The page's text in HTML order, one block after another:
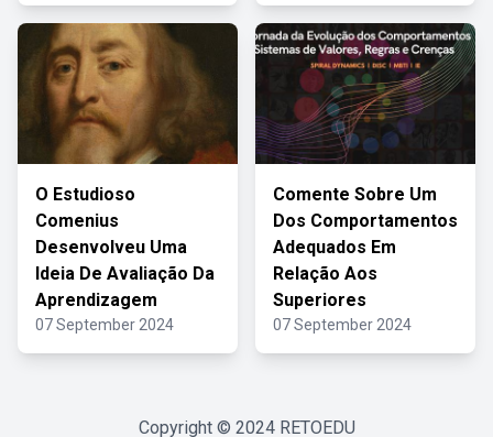
O Estudioso
Comenius
Desenvolveu Uma
Ideia De Avaliação Da
Aprendizagem
07 September 2024
Comente Sobre Um
Dos Comportamentos
Adequados Em
Relação Aos
Superiores
07 September 2024
Copyright © 2024 RETOEDU